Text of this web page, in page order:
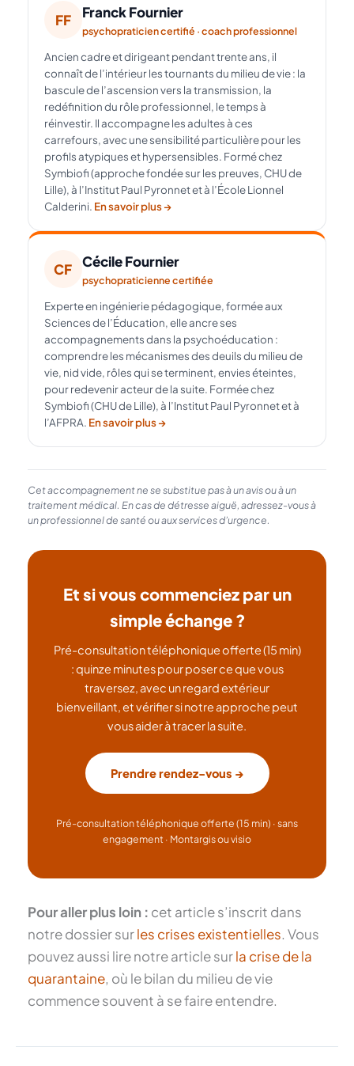
FF Franck Fournier
psychopraticien certifié · coach professionnel
Ancien cadre et dirigeant pendant trente ans, il
connaît de l’intérieur les tournants du milieu de vie : la
bascule de l’ascension vers la transmission, la
redéfinition du rôle professionnel, le temps à
réinvestir. Il accompagne les adultes à ces
carrefours, avec une sensibilité particulière pour les
profils atypiques et hypersensibles. Formé chez
Symbiofi (approche fondée sur les preuves, CHU de
Lille), à l’Institut Paul Pyronnet et à l’École Lionnel
Calderini. En savoir plus →
CF Cécile Fournier
psychopraticienne certifiée
Experte en ingénierie pédagogique, formée aux
Sciences de l’Éducation, elle ancre ses
accompagnements dans la psychoéducation :
comprendre les mécanismes des deuils du milieu de
vie, nid vide, rôles qui se terminent, envies éteintes,
pour redevenir acteur de la suite. Formée chez
Symbiofi (CHU de Lille), à l’Institut Paul Pyronnet et à
l’AFPRA. En savoir plus →
Cet accompagnement ne se substitue pas à un avis ou à un
traitement médical. En cas de détresse aiguë, adressez-vous à
un professionnel de santé ou aux services d’urgence.
Et si vous commenciez par un
simple échange ?
Pré-consultation téléphonique offerte (15 min)
: quinze minutes pour poser ce que vous
traversez, avec un regard extérieur
bienveillant, et vérifier si notre approche peut
vous aider à tracer la suite.
Prendre rendez-vous →
Pré-consultation téléphonique offerte (15 min) · sans
engagement · Montargis ou visio
Pour aller plus loin : cet article s’inscrit dans
notre dossier surles crises existentielles. Vous
pouvez aussi lire notre article surla crise de la
quarantaine, où le bilan du milieu de vie
commence souvent à se faire entendre.